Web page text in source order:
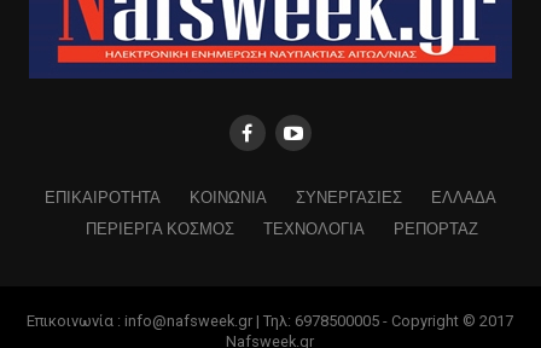
ΕΠΙΚΑΙΡΟΤΗΤΑ ΚΟΙΝΩΝΙΑ ΣΥΝΕΡΓΑΣΙΕΣ
ΕΛΛΑΔΑ
ΠΕΡΙΕΡΓΑ ΚΟΣΜΟΣ
ΤΕΧΝΟΛΟΓΙΑ ΡΕΠΟΡΤΑΖ
Επικοινωνία : info@nafsweek.gr | Τηλ: 6978500005 - Copyright © 2017
Nafsweek.gr